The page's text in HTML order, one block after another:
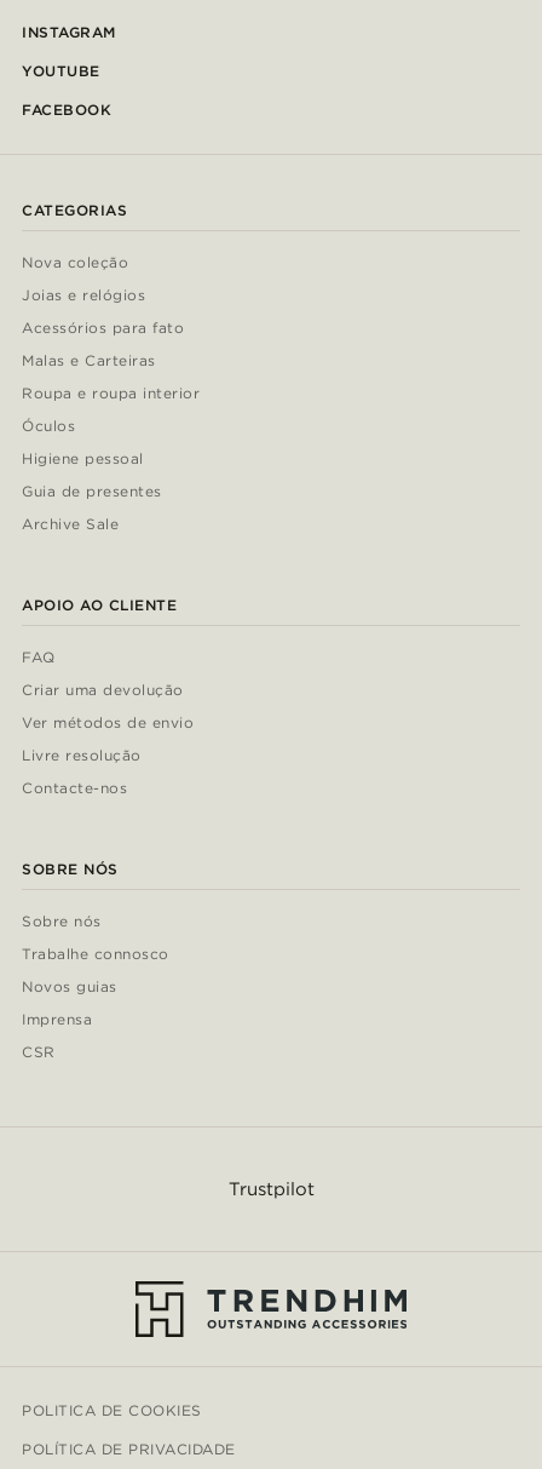
INSTAGRAM
YOUTUBE
FACEBOOK
CATEGORIAS
Nova coleção
Joias e relógios
Acessórios para fato
Malas e Carteiras
Roupa e roupa interior
Óculos
Higiene pessoal
Guia de presentes
Archive Sale
APOIO AO CLIENTE
FAQ
Criar uma devolução
Ver métodos de envio
Livre resolução
Contacte-nos
SOBRE NÓS
Sobre nós
Trabalhe connosco
Novos guias
Imprensa
CSR
Trustpilot
POLITICA DE COOKIES
POLÍTICA DE PRIVACIDADE